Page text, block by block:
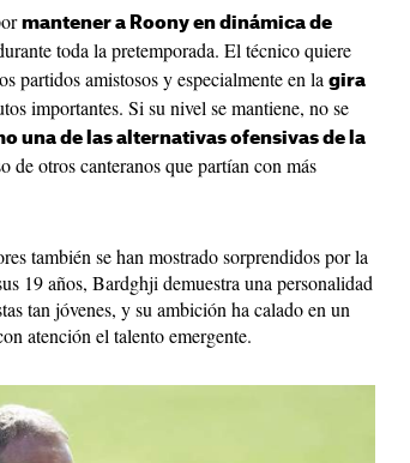
mantener a Roony en dinámica de
toda la pretemporada. El técnico quiere
partidos amistosos y especialmente en la gira
importantes. Si su nivel se mantiene, no se
una de las alternativas ofensivas de la
de otros canteranos que partían con más
también se han mostrado sorprendidos por la
19 años, Bardghji demuestra una personalidad
tan jóvenes, y su ambición ha calado en un
atención el talento emergente.